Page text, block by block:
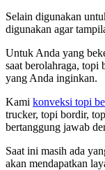
Selain digunakan
digunakan agar
Untuk Anda yang
saat berolahraga, topi
yang Anda inginkan.
Kami konveksi topi
trucker, topi bordir,
bertanggung jawab
Saat ini masih ada
akan mendapatkan